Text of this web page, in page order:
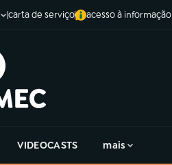
carta de serviço acesso à informação
VIDEOCASTS mais